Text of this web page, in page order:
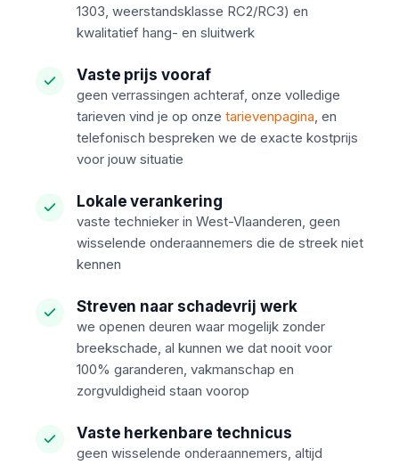
1303, weerstandsklasse RC2/RC3) en
kwalitatief hang- en sluitwerk
Vaste prijs vooraf
geen verrassingen achteraf, onze volledige
tarieven vind je op onze tarievenpagina, en
telefonisch bespreken we de exacte kostprijs
voor jouw situatie
Lokale verankering
vaste technieker in West-Vlaanderen, geen
wisselende onderaannemers die de streek niet
kennen
Streven naar schadevrij werk
we openen deuren waar mogelijk zonder
breekschade, al kunnen we dat nooit voor
100% garanderen, vakmanschap en
zorgvuldigheid staan voorop
Vaste herkenbare technicus
geen wisselende onderaannemers, altijd